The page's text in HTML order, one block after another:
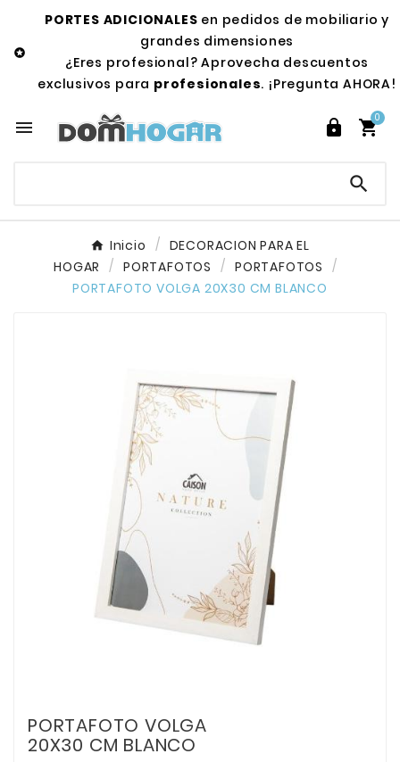

PORTES ADICIONALES en pedidos de mobiliario y
grandes dimensiones
¿Eres profesional? Aprovecha descuentos
exclusivos para profesionales. ¡Pregunta AHORA!
  
0

Inicio
DECORACION PARA EL
HOGAR
PORTAFOTOS
PORTAFOTOS
PORTAFOTO VOLGA 20X30 CM BLANCO
PORTAFOTO VOLGA
20X30 CM BLANCO